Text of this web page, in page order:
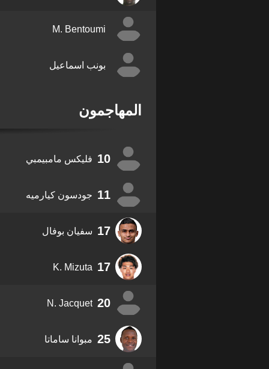
M. Bentoumi
بونب اسماعيل
المهاجمون
10 فليكس مامبيمبي
11 جودسون كيارميه
17 سفيان بوفال
17
K. Mizuta
20
N. Jacquet
25 مبوانا ساماتا